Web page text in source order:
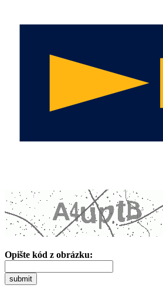
Opište kód z obrázku:
submit